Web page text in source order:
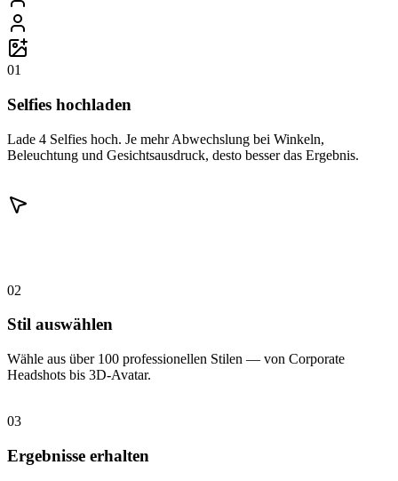
01
Selfies hochladen
Lade 4 Selfies hoch. Je mehr Abwechslung bei Winkeln,
Beleuchtung und Gesichtsausdruck, desto besser das Ergebnis.
02
Stil auswählen
Wähle aus über 100 professionellen Stilen — von Corporate
Headshots bis 3D-Avatar.
03
Ergebnisse erhalten